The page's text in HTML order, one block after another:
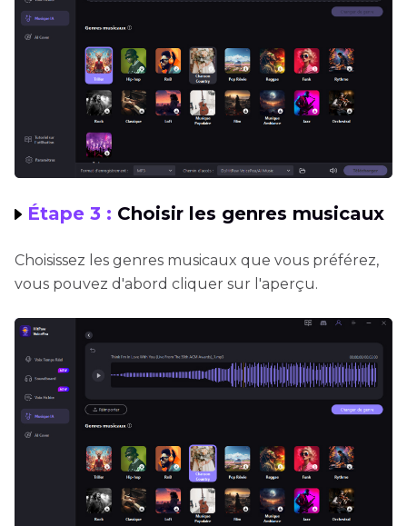
Étape 3 : Choisir les genres musicaux
Choisissez les genres musicaux que vous préférez,
vous pouvez d'abord cliquer sur l'aperçu.